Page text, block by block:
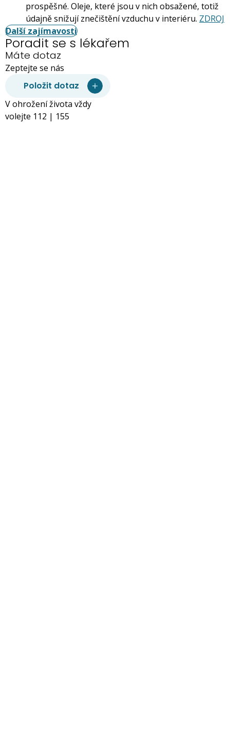
prospěšné. Oleje, které jsou v nich obsažené, totiž
údajně snižují znečištění vzduchu v interiéru. ZDROJ
Další zajímavosti
Poradit se s lékařem
Máte dotaz
Zeptejte se nás
Položit dotaz
V ohrožení života vždy
volejte 112 | 155